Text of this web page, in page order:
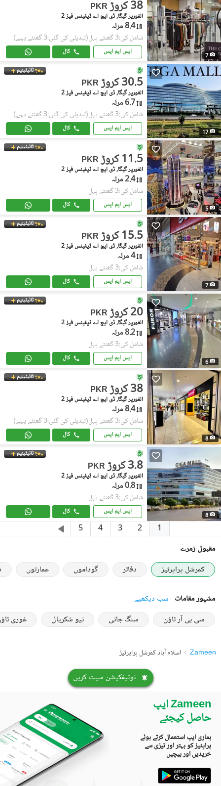
7
PKR 38 کروڑ
الغوریر گیگا, ڈی ایچ اے ڈیفینس فیز 2
8.4 مرلہ
شامل کی:3 گھنٹے پہل (تبدیلی کی گئی:3 گھنٹے پہلے)
ایس ایم ایس کال
17
ٹائیٹینیم
PKR 30.5 کروڑ
الغوریر گیگا, ڈی ایچ اے ڈیفینس فیز 2
6.7 مرلہ
شامل کی:3 گھنٹے پہل (تبدیلی کی گئی:3 گھنٹے پہلے)
ایس ایم ایس کال
5
ٹائیٹینیم
PKR 11.5 کروڑ
الغوریر گیگا, ڈی ایچ اے ڈیفینس فیز 2
2.4 مرلہ
شامل کی:3 گھنٹے پہل
ایس ایم ایس کال
7
ٹائیٹینیم
PKR 15.5 کروڑ
الغوریر گیگا, ڈی ایچ اے ڈیفینس فیز 2
4 مرلہ
شامل کی:3 گھنٹے پہل
ایس ایم ایس کال
6
ٹائیٹینیم
PKR 20 کروڑ
الغوریر گیگا, ڈی ایچ اے ڈیفینس فیز 2
8.2 مرلہ
شامل کی:3 گھنٹے پہل
ایس ایم ایس کال
8
ٹائیٹینیم
PKR 38 کروڑ
الغوریر گیگا, ڈی ایچ اے ڈیفینس فیز 2
8.4 مرلہ
شامل کی:3 گھنٹے پہل (تبدیلی کی گئی:3 گھنٹے پہلے)
ایس ایم ایس کال
8
ٹائیٹینیم
PKR 3.8 کروڑ
الغوریر گیگا, ڈی ایچ اے ڈیفینس فیز 2
0.8 مرلہ
شامل کی:3 گھنٹے پہل
ایس ایم ایس کال
1
2
3
4
5
مقبول زمرے
کمرشل پراپرٹیز
دفاتر گوداموں عمارتوں
مشہور مقامات سب دیکھیے
سی بی آر ٹاؤن
سنگ جانی نیو شکریال غوری
Zameen اسلام آباد کمرشل پراپرٹیز
نوٹیفکیشن سیٹ کریں
Zameen ایپ
حاصل کیجئے
ہماری ایپ استعمال کرتے ہوئے
پراپٹیز کو بہتر اور تیزی سے
خریدیں اور بیچیں